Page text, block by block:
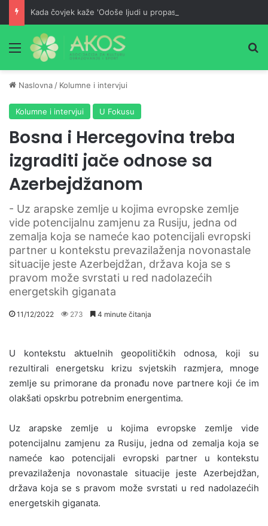
Meni
Naslovna / Kolumne i intervjui
Kolumne i intervjui U Fokusu
Bosna i Hercegovina treba
izgraditi jače odnose sa
Azerbejdžanom
- Uz arapske zemlje u kojima evropske zemlje
vide potencijalnu zamjenu za Rusiju, jedna od
zemalja koja se nameće kao potencijali evropski
partner u kontekstu prevazilaženja novonastale
situacije jeste Azerbejdžan, država koja se s
pravom može svrstati u red nadolazećih
energetskih giganata
11/12/2022 273 4 minute čitanja
U kontekstu aktuelnih geopolitičkih odnosa, koji su
rezultirali energetsku krizu svjetskih razmjera, mnoge
zemlje su primorane da pronađu nove partnere koji će im
olakšati opskrbu potrebnim energentima.
Uz arapske zemlje u kojima evropske zemlje vide
potencijalnu zamjenu za Rusiju, jedna od zemalja koja se
nameće kao potencijali evropski partner u kontekstu
prevazilaženja novonastale situacije jeste Azerbejdžan,
država koja se s pravom može svrstati u red nadolazećih
energetskih giganata.